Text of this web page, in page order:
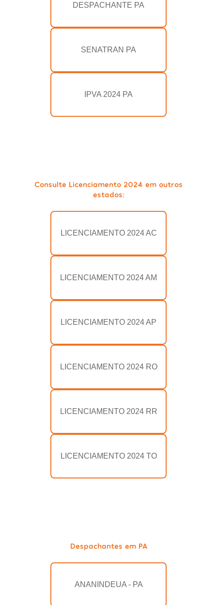
DESPACHANTE PA
SENATRAN PA
IPVA 2024 PA
Consulte Licenciamento 2024 em outros
estados:
LICENCIAMENTO 2024 AC
LICENCIAMENTO 2024 AM
LICENCIAMENTO 2024 AP
LICENCIAMENTO 2024 RO
LICENCIAMENTO 2024 RR
LICENCIAMENTO 2024 TO
Despachantes em PA
ANANINDEUA - PA